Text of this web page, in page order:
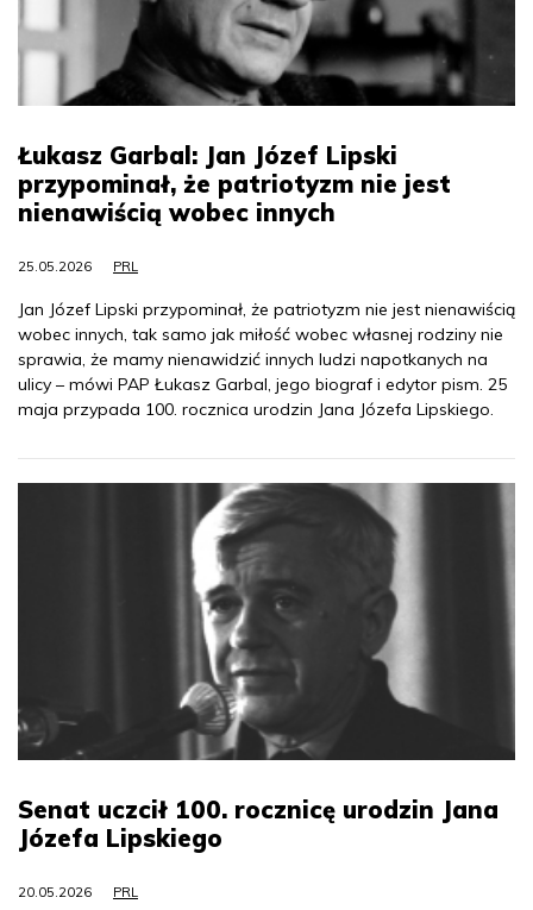
Łukasz Garbal: Jan Józef Lipski
przypominał, że patriotyzm nie jest
nienawiścią wobec innych
25.05.2026 PRL
Jan Józef Lipski przypominał, że patriotyzm nie jest nienawiścią
wobec innych, tak samo jak miłość wobec własnej rodziny nie
sprawia, że mamy nienawidzić innych ludzi napotkanych na
ulicy – mówi PAP Łukasz Garbal, jego biograf i edytor pism. 25
maja przypada 100. rocznica urodzin Jana Józefa Lipskiego.
Senat uczcił 100. rocznicę urodzin Jana
Józefa Lipskiego
20.05.2026 PRL